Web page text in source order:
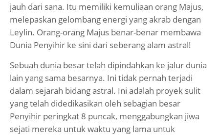
jauh dari sana. Itu memiliki kemuliaan orang Majus,
melepaskan gelombang energi yang akrab dengan
Leylin. Orang-orang Majus benar-benar membawa
Dunia Penyihir ke sini dari seberang alam astral!
Sebuah dunia besar telah dipindahkan ke jalur dunia
lain yang sama besarnya. Ini tidak pernah terjadi
dalam sejarah bidang astral. Ini adalah proyek sulit
yang telah didedikasikan oleh sebagian besar
Penyihir peringkat 8 puncak, menggabungkan jiwa
sejati mereka untuk waktu yang lama untuk